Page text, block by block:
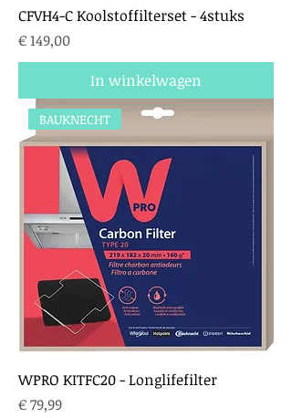
CFVH4-C Koolstoffilterset - 4stuks
Prijs
€ 149,00
In winkelwagen
BAUKNECHT
WPRO KITFC20 - Longlifefilter
Prijs
€ 79,99